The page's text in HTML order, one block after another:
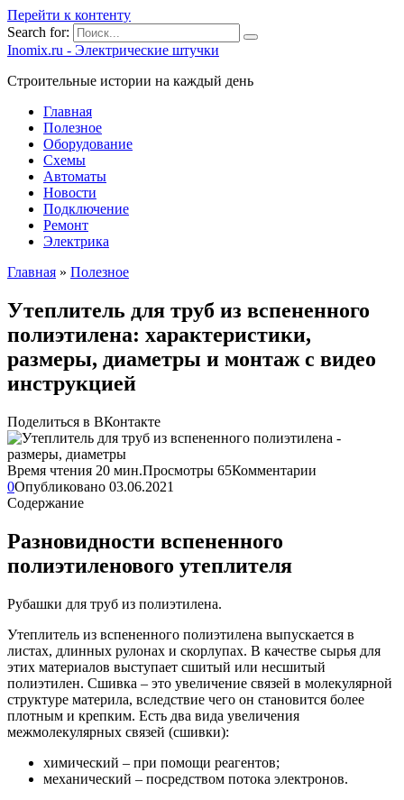
Перейти к контенту
Search for:
Inomix.ru - Электрические штучки
Cтроительные истории на каждый день
Главная
Полезное
Оборудование
Схемы
Автоматы
Новости
Подключение
Ремонт
Электрика
Главная » Полезное
Утеплитель для труб из вспененного
полиэтилена: характеристики,
размеры, диаметры и монтаж с видео
инструкцией
Поделиться в ВКонтакте
Время чтения 20 мин.Просмотры 65Комментарии
0Опубликовано 03.06.2021
Содержание
Разновидности вспененного
полиэтиленового утеплителя
Рубашки для труб из полиэтилена.
Утеплитель из вспененного полиэтилена выпускается в
листах, длинных рулонах и скорлупах. В качестве сырья для
этих материалов выступает сшитый или несшитый
полиэтилен. Сшивка – это увеличение связей в молекулярной
структуре материла, вследствие чего он становится более
плотным и крепким. Есть два вида увеличения
межмолекулярных связей (сшивки):
химический – при помощи реагентов;
механический – посредством потока электронов.